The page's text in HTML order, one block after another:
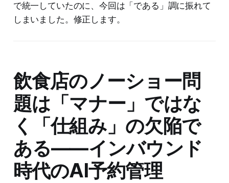
で統一していたのに、今回は「である」調に振れて
しまいました。修正します。
飲食店のノーショー問
題は「マナー」ではな
く「仕組み」の欠陥で
ある——インバウンド
時代のAI予約管理